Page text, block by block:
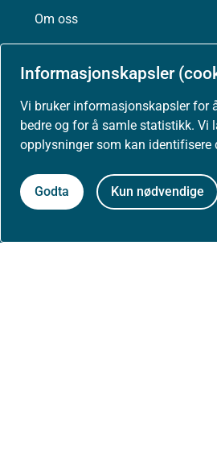
Informasjonskapsler
Vi bruker informasjonskapsler for
bedre og for å samle statistikk. Vi
opplysninger som kan identifisere
Godta Kun nødvendige
Om oss
Jobbe hos oss
Kontakt oss
Postadresse:
Postboks 220, Skøyen
0213 Oslo